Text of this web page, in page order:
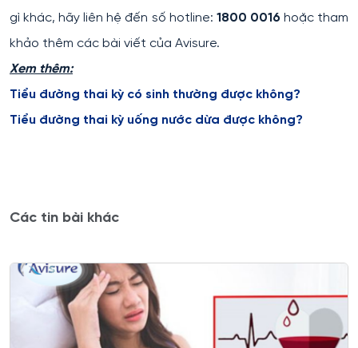
gì khác, hãy liên hệ đến số hotline: 1800 0016 hoặc tham
khảo thêm các bài viết của Avisure.
Xem thêm:
Tiểu đường thai kỳ có sinh thường được không?
Tiểu đường thai kỳ uống nước dừa được không?
Các tin bài khác